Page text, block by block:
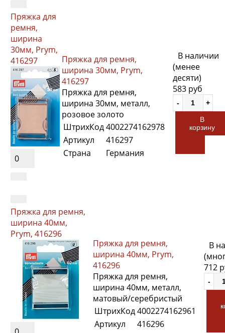
Пряжка для
ремня,
ширина
30мм, Prym,
416297
0
Пряжка для ремня,
ширина 30мм, Prym,
416297
Пряжка для ремня,
ширина 30мм, металл,
розовое золото
ШтрихКод4002274162978
Артикул
416297
Страна
Германия
В наличии
(менее
десяти)
583 руб
В
корзину
Пряжка для ремня,
ширина 40мм,
Prym, 416296
Пряжка для ремня,
ширина 40мм, Prym,
416296
Пряжка для ремня,
ширина 40мм, металл,
матовый/серебристый
ШтрихКод4002274162961
Артикул
416296
В
712